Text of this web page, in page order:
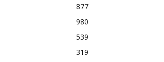
877
980
539
319